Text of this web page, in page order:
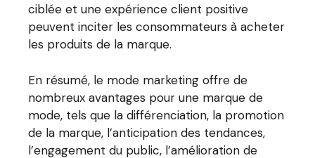
ciblée et une expérience client positive
peuvent inciter les consommateurs à acheter
les produits de la marque.
En résumé, le mode marketing offre de
nombreux avantages pour une marque de
mode, tels que la différenciation, la promotion
de la marque, l’anticipation des tendances,
l’engagement du public, l’amélioration de